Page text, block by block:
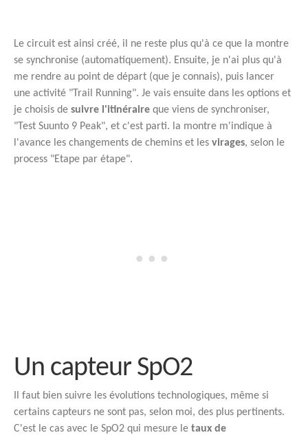
Le circuit est ainsi créé, il ne reste plus qu'à ce que la montre
se synchronise (automatiquement). Ensuite, je n'ai plus qu'à
me rendre au point de départ (que je connais), puis lancer
une activité "Trail Running". Je vais ensuite dans les options et
je choisis de suivre l'itinéraire que viens de synchroniser,
"Test Suunto 9 Peak", et c'est parti. la montre m'indique à
l'avance les changements de chemins et les virages, selon le
process "Etape par étape".
Un capteur SpO2
Il faut bien suivre les évolutions technologiques, même si
certains capteurs ne sont pas, selon moi, des plus pertinents.
C'est le cas avec le SpO2 qui mesure le taux de